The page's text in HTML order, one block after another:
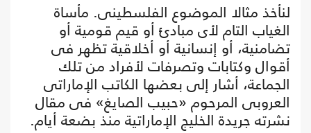
لنأخذ مثالا الموضوع الفلسطينى. مأساة
الغياب التام لأى مبادئ أو قيم قومية أو
تضامنية، أو إنسانية أو أخلاقية تظهر فى
أقوال وكتابات وتصرفات لأفراد من تلك
الجماعة، أشار إلى بعضها الكاتب الإماراتى
العروبى المرحوم «حبيب الصايغ» فى مقال
نشرته جريدة الخليج الإماراتية منذ بضعة أيام.